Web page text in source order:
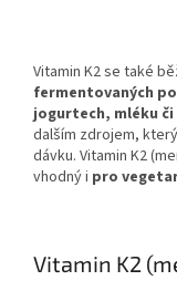
Vitamin K2 se také
fermentovaných
jogurtech, mléku či
dalším zdrojem,
dávku. Vitamin K2
vhodný i pro
Vitamin K2